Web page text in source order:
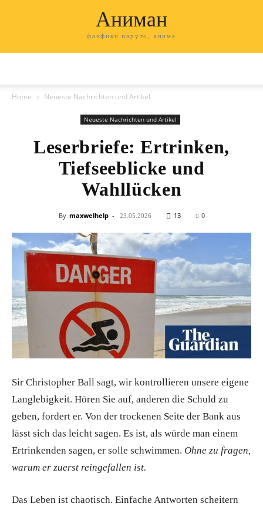
Аниман
фанфики наруто, аниме
Home Neueste Nachrichten und Artikel
Neueste Nachrichten und Artikel
Leserbriefe: Ertrinken,
Tiefseeblicke und
Wahllücken
By maxwelhelp - 23.05.2026 13 0
Sir Christopher Ball sagt, wir kontrollieren unsere eigene
Langlebigkeit. Hören Sie auf, anderen die Schuld zu
geben, fordert er. Von der trockenen Seite der Bank aus
lässt sich das leicht sagen. Es ist, als würde man einem
Ertrinkenden sagen, er solle schwimmen. Ohne zu fragen,
warum er zuerst reingefallen ist.
Das Leben ist chaotisch. Einfache Antworten scheitern